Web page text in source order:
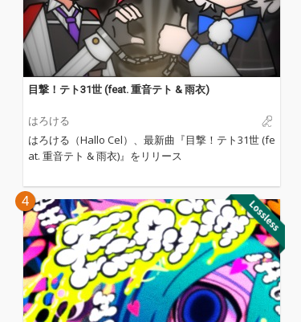
目撃！テト31世 (feat. 重音テト & 雨衣)
はろける
はろける（Hallo Cel）、最新曲『目撃！テト31世 (fe
at. 重音テト & 雨衣)』をリリース
4